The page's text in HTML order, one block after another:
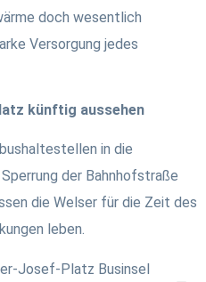
doch wesentlich
Versorgung jedes
künftig aussehen
in die
der Bahnhofstraße
die Welser für die Zeit des
leben.